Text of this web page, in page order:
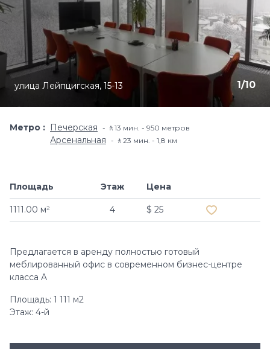
1/10
улица Лейпцигская, 15-13
Метро Печерская 🚶13 мин. - 950 метров
Арсенальная 🚶23 мин. - 1,8 км
Площадь
1111.00 м²
Этаж
4
Цена
$ 25
Предлагается в аренду полностью готовый
меблированный офис в современном бизнес-центре
класса A
Площадь: 1 111 м2
Этаж: 4-й